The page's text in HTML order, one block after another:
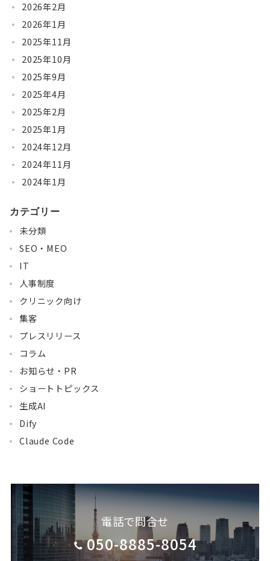
2026年2月
2026年1月
2025年11月
2025年10月
2025年9月
2025年4月
2025年2月
2025年1月
2024年12月
2024年11月
2024年1月
カテゴリー
未分類
SEO・MEO
IT
人事制度
クリニック向け
集客
プレスリリース
コラム
お知らせ・PR
ショートトピックス
生成AI
Dify
Claude Code
電話で問合せ
050-8885-8054